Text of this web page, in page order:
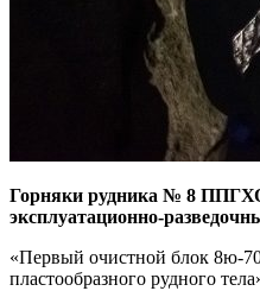
Горняки рудника № 8 ППГХО
эксплуатационно-
«Первый очистной блок 8ю-
пластообразного рудного